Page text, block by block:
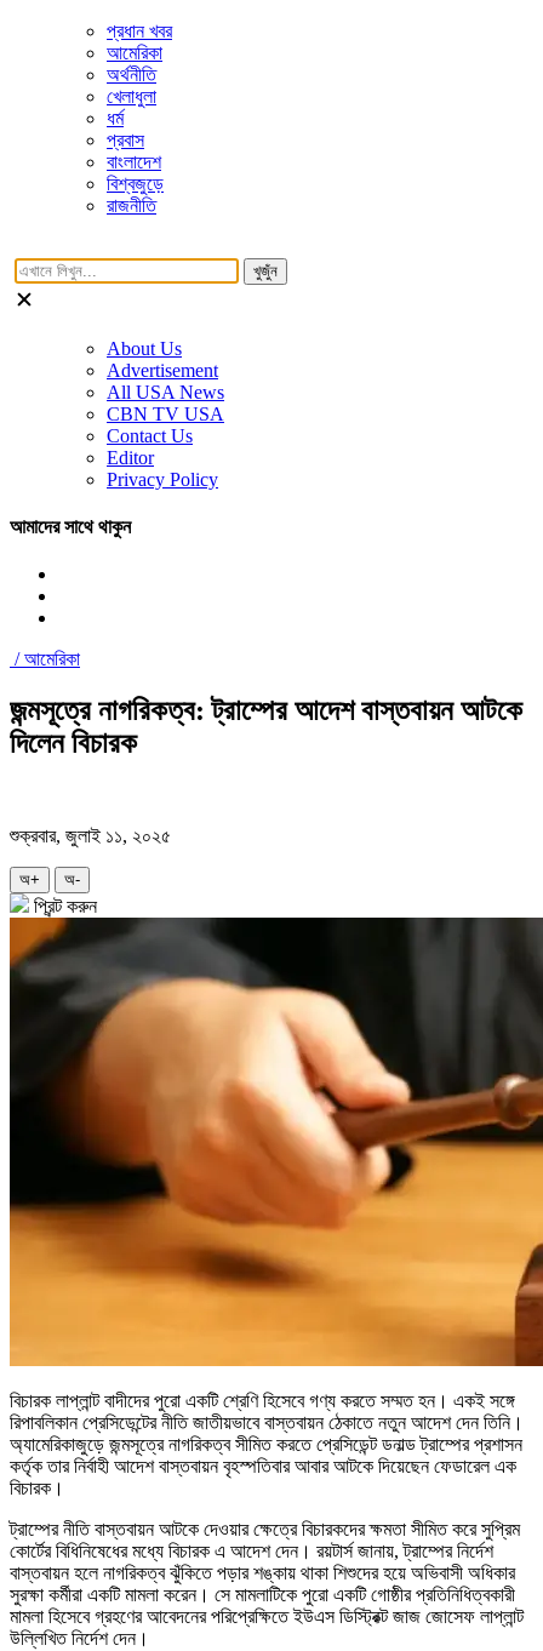
প্রধান খবর
আমেরিকা
অর্থনীতি
খেলাধুলা
ধর্ম
প্রবাস
বাংলাদেশ
বিশ্বজুড়ে
রাজনীতি
খুজুঁন
About Us
Advertisement
All USA News
CBN TV USA
Contact Us
Editor
Privacy Policy
আমাদের সাথে থাকুন
/আমেরিকা
জন্মসূত্রে নাগরিকত্ব: ট্রাম্পের আদেশ বাস্তবায়ন আটকে
দিলেন বিচারক
শুক্রবার, জুলাই ১১, ২০২৫
অ+ অ-
প্রিন্ট করুন
বিচারক লাপ্লান্ট বাদীদের পুরো একটি শ্রেণি হিসেবে গণ্য করতে সম্মত হন। একই সঙ্গে
রিপাবলিকান প্রেসিডেন্টের নীতি জাতীয়ভাবে বাস্তবায়ন ঠেকাতে নতুন আদেশ দেন তিনি।
অ্যামেরিকাজুড়ে জন্মসূত্রে নাগরিকত্ব সীমিত করতে প্রেসিডেন্ট ডনাল্ড ট্রাম্পের প্রশাসন
কর্তৃক তার নির্বাহী আদেশ বাস্তবায়ন বৃহস্পতিবার আবার আটকে দিয়েছেন ফেডারেল এক
বিচারক।
ট্রাম্পের নীতি বাস্তবায়ন আটকে দেওয়ার ক্ষেত্রে বিচারকদের ক্ষমতা সীমিত করে সুপ্রিম
কোর্টের বিধিনিষেধের মধ্যে বিচারক এ আদেশ দেন। রয়টার্স জানায়, ট্রাম্পের নির্দেশ
বাস্তবায়ন হলে নাগরিকত্ব ঝুঁকিতে পড়ার শঙ্কায় থাকা শিশুদের হয়ে অভিবাসী অধিকার
সুরক্ষা কর্মীরা একটি মামলা করেন। সে মামলাটিকে পুরো একটি গোষ্ঠীর প্রতিনিধিত্বকারী
মামলা হিসেবে গ্রহণের আবেদনের পরিপ্রেক্ষিতে ইউএস ডিস্ট্রিক্ট জাজ জোসেফ লাপ্লান্ট
উল্লিখিত নির্দেশ দেন।